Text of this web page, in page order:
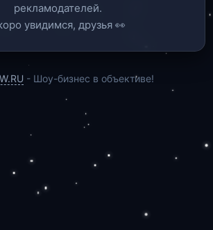
рекламодателей.
увидимся, друзья 👀
- Шоу-бизнес в объективе!